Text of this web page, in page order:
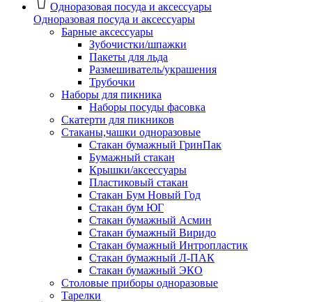
Одноразовая посуда и аксессуары
Одноразовая посуда и аксессуары
Барные аксессуары
Зубочистки/шпажки
Пакеты для льда
Размешиватель/украшения
Трубочки
Наборы для пикника
Наборы посуды фасовка
Скатерти для пикников
Стаканы,чашки одноразовые
Cтакан бумажный ГринПак
Бумажный стакан
Крышки/аксессуары
Пластиковый стакан
Стакан Бум Новый Год
Стакан бум ЮГ
Стакан бумажный Асмин
Стакан бумажный Виридо
Стакан бумажный Интропластик
Стакан бумажный Л-ПАК
Стакан бумажный ЭКО
Столовые приборы одноразовые
Тарелки